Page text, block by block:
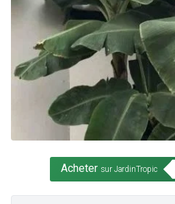
Acheter sur JardinTropic